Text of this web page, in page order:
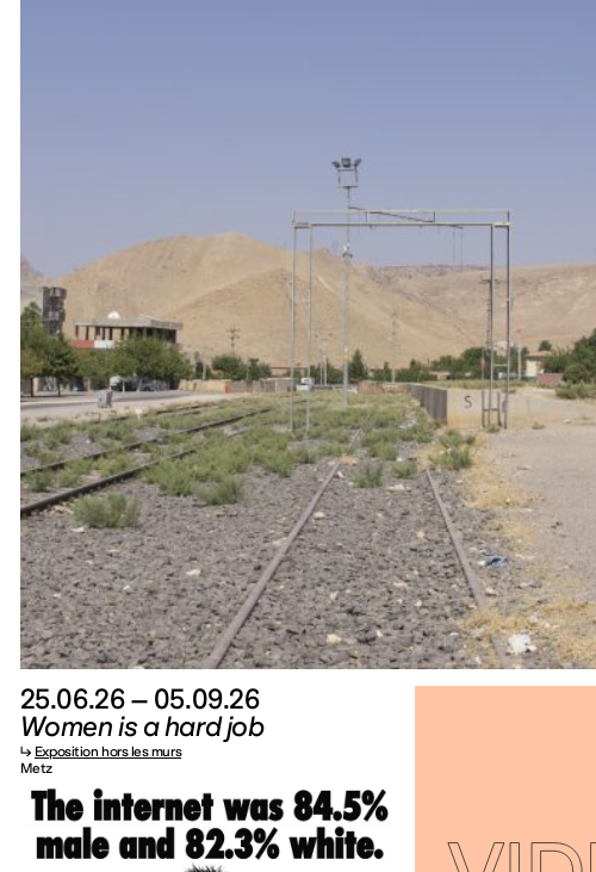
25.06.26 – 05.09.26
Women is a hard job
↳ Exposition hors les murs
Metz